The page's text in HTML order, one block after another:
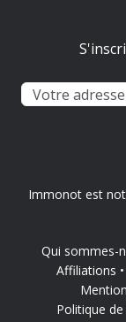
Immonot est
Qui sommes-
Affiliations
Politique